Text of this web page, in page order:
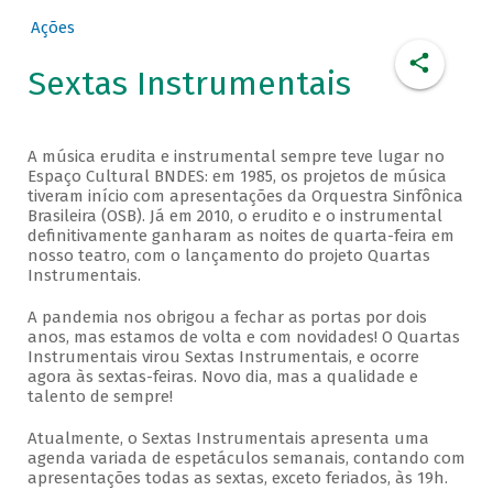
Ações
Sextas Instrumentais
A música erudita e instrumental sempre teve lugar no
Espaço Cultural BNDES: em 1985, os projetos de música
tiveram início com apresentações da Orquestra Sinfônica
Brasileira (OSB). Já em 2010, o erudito e o instrumental
definitivamente ganharam as noites de quarta-feira em
nosso teatro, com o lançamento do projeto Quartas
Instrumentais.
A pandemia nos obrigou a fechar as portas por dois
anos, mas estamos de volta e com novidades! O Quartas
Instrumentais virou Sextas Instrumentais, e ocorre
agora às sextas-feiras. Novo dia, mas a qualidade e
talento de sempre!
Atualmente, o Sextas Instrumentais apresenta uma
agenda variada de espetáculos semanais, contando com
apresentações todas as sextas, exceto feriados, às 19h.